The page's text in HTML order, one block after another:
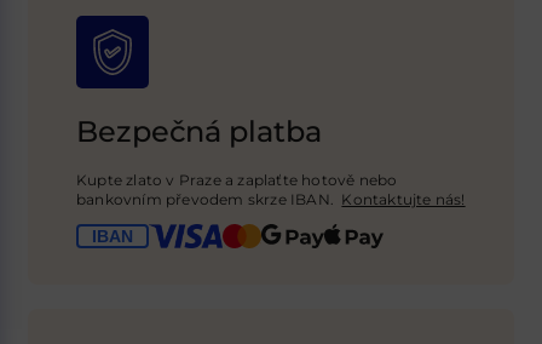
Bezpečná platba
Kupte zlato v Praze a zaplaťte hotově nebo
bankovním převodem skrze IBAN. Kontaktujte nás!